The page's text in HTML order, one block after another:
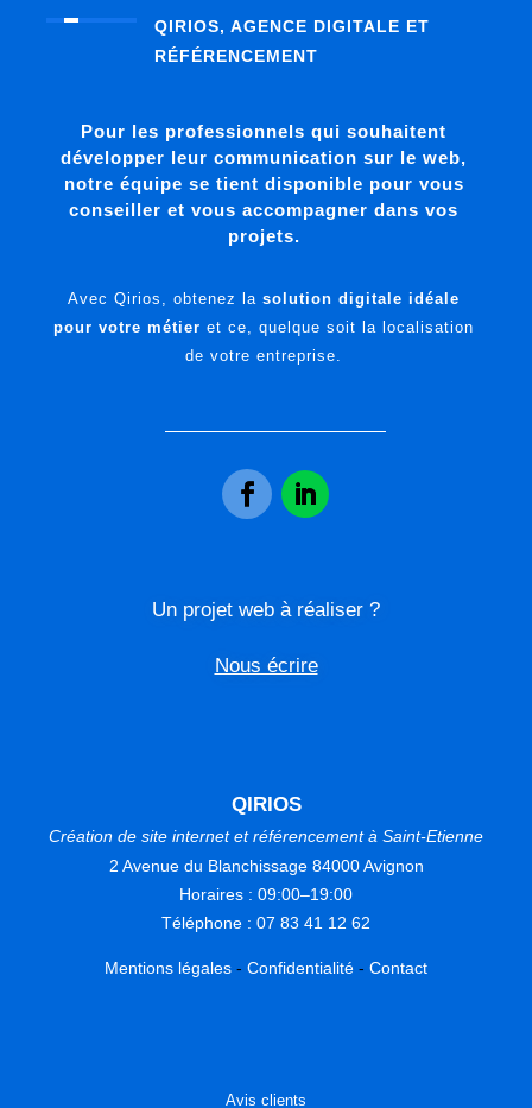
QIRIOS, AGENCE DIGITALE ET
RÉFÉRENCEMENT
Pour les professionnels qui souhaitent
développer leur communication sur le web,
notre équipe se tient disponible pour vous
conseiller et vous accompagner dans vos
projets.
Avec Qirios, obtenez lasolution digitale idéale
pour votre métier et ce, quelque soit la localisation
de votre entreprise.
Un projet web à réaliser ?
Nous écrire
QIRIOS
Création de site internet et référencement à Saint-Etienne
2 Avenue du Blanchissage 84000 Avignon
Horaires : 09:00–19:00
Téléphone : 07 83 41 12 62
Mentions légales - Confidentialité - Contact
Avis clients